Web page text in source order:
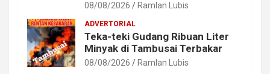
08/08/2026 Ramlan Lubis
ADVERTORIAL
Teka-teki Gudang Ribuan Liter
Minyak di Tambusai Terbakar
08/08/2026 Ramlan Lubis